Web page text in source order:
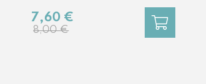
8,00 €
7,60 €